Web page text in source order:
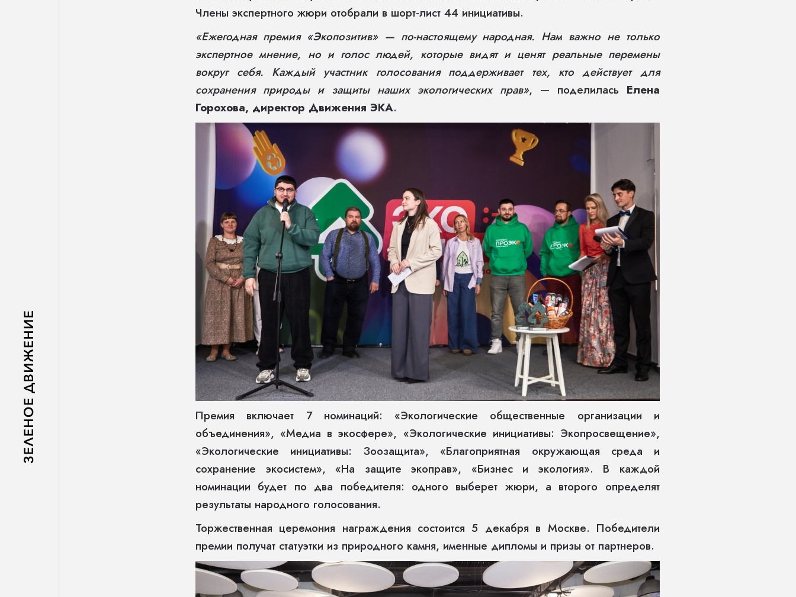
Члены экспертного жюри отобрали в шорт-лист 44 инициативы.
«Ежегодная премия «Экопозитив» — по-настоящему народная. Нам важно не только
экспертное мнение, но и голос людей, которые видят и ценят реальные перемены
вокруг себя. Каждый участник голосования поддерживает тех, кто действует для
сохранения природы и защиты наших экологических прав», — поделилась Елена
Горохова, директор Движения ЭКА.
Премия включает 7 номинаций: «Экологические общественные организации и
объединения», «Медиа в экосфере», «Экологические инициативы: Экопросвещение»,
«Экологические инициативы: Зоозащита», «Благоприятная окружающая среда и
сохранение экосистем», «На защите экоправ», «Бизнес и экология». В каждой
номинации будет по два победителя: одного выберет жюри, а второго определят
результаты народного голосования.
Торжественная церемония награждения состоится 5 декабря в Москве. Победители
премии получат статуэтки из природного камня, именные дипломы и призы от партнеров.